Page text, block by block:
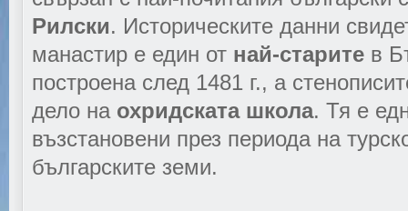
Рилски. Историческите данни
манастир е един от най-старите в
построена след 1481 г., а
дело на охридската школа. Тя e
възстановени през периода на
българските земи.